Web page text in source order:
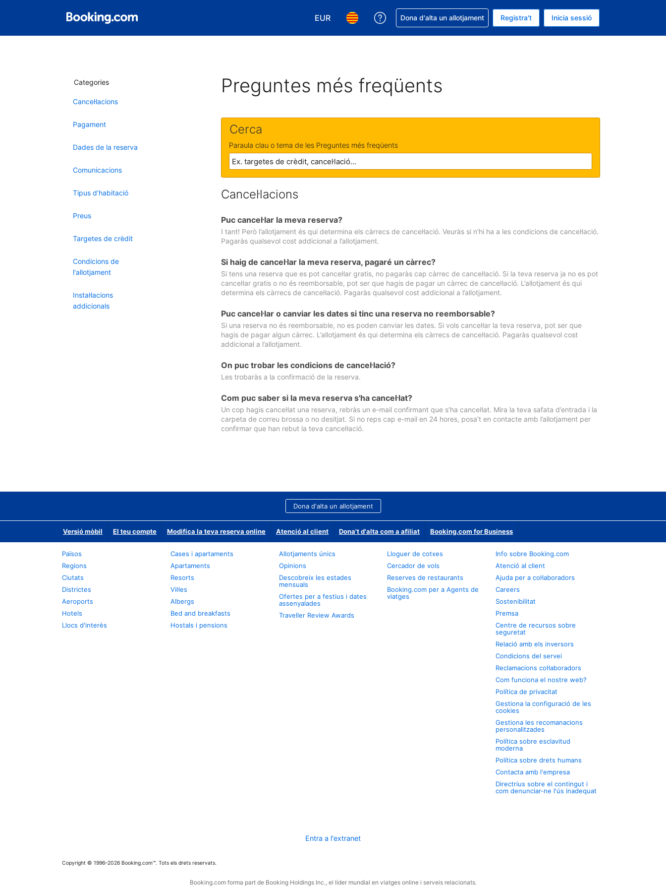
EUR
Tria la moneda. La moneda actual és EUR
Tria l'idioma. L'idioma actual és Català
Rep ajuda amb la reserva
Dona d'alta un allotjament Registra't Inicia sessió
Categories
Cancel·lacions
Pagament
Dades de la reserva
Comunicacions
Tipus d’habitació
Preus
Targetes de crèdit
Condicions de
l'allotjament
Instal·lacions
addicionals
Preguntes més freqüents
Cerca
Paraula clau o tema de les Preguntes més freqüents
Cancel·lacions
Puc cancel·lar la meva reserva?
I tant! Però l’allotjament és qui determina els càrrecs de cancel·lació. Veuràs si n'hi ha a les condicions de cancel·lació.
Pagaràs qualsevol cost addicional a l’allotjament.
Si haig de cancel·lar la meva reserva, pagaré un càrrec?
Si tens una reserva que es pot cancel·lar gratis, no pagaràs cap càrrec de cancel·lació. Si la teva reserva ja no es pot
cancel·lar gratis o no és reemborsable, pot ser que hagis de pagar un càrrec de cancel·lació. L’allotjament és qui
determina els càrrecs de cancel·lació. Pagaràs qualsevol cost addicional a l’allotjament.
Puc cancel·lar o canviar les dates si tinc una reserva no reemborsable?
Si una reserva no és reemborsable, no es poden canviar les dates. Si vols cancel·lar la teva reserva, pot ser que
hagis de pagar algun càrrec. L’allotjament és qui determina els càrrecs de cancel·lació. Pagaràs qualsevol cost
addicional a l’allotjament.
On puc trobar les condicions de cancel·lació?
Les trobaràs a la confirmació de la reserva.
Com puc saber si la meva reserva s'ha cancel·lat?
Un cop hagis cancel·lat una reserva, rebràs un e-mail confirmant que s’ha cancel·lat. Mira la teva safata d’entrada i la
carpeta de correu brossa o no desitjat. Si no reps cap e-mail en 24 hores, posa’t en contacte amb l’allotjament per
confirmar que han rebut la teva cancel·lació.
Dona d'alta un allotjament
Versió mòbil El teu compte Modifica la teva reserva online Atenció al client Dona't d'alta com a afiliat Booking.com for Business
Països
Regions
Ciutats
Districtes
Aeroports
Hotels
Llocs d'interès
Cases i apartaments
Apartaments
Resorts
Vil·les
Albergs
Bed and breakfasts
Hostals i pensions
Allotjaments únics
Opinions
Descobreix les estades
mensuals
Ofertes per a festius i dates
assenyalades
Traveller Review Awards
Lloguer de cotxes
Cercador de vols
Reserves de restaurants
Booking.com per a Agents de
viatges
Info sobre Booking.com
Atenció al client
Ajuda per a col·laboradors
Careers
Sostenibilitat
Premsa
Centre de recursos sobre
seguretat
Relació amb els inversors
Condicions del servei
Reclamacions col·laboradors
Com funciona el nostre web?
Política de privacitat
Gestiona la configuració de les
cookies
Gestiona les recomanacions
personalitzades
Política sobre esclavitud
moderna
Política sobre drets humans
Contacta amb l'empresa
Directrius sobre el contingut i
com denunciar-ne l'ús inadequat
Entra a l'extranet
Copyright © 1996–2026 Booking.com™. Tots els drets reservats.
Booking.com forma part de Booking Holdings Inc., el líder mundial en viatges online i serveis relacionats.